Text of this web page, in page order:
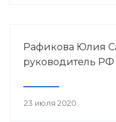
Рафикова Юлия
руководитель РФ
23 июля 2020